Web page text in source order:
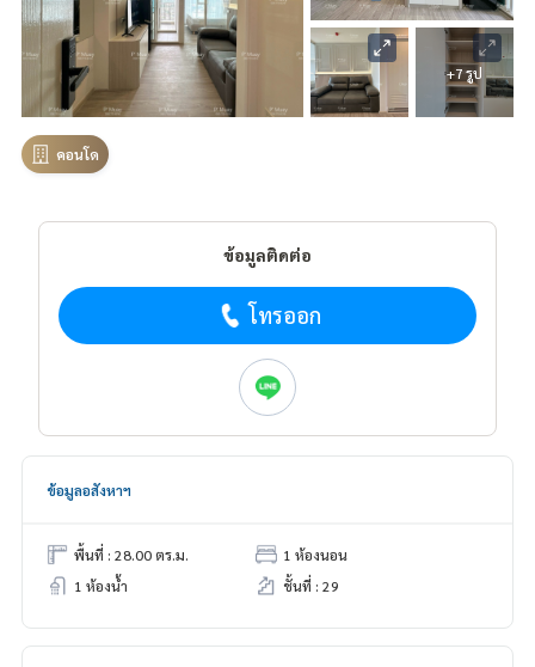
+7 รูป
คอนโด
ข้อมูลติดต่อ
โทรออก
ข้อมูลอสังหาฯ
พื้นที่ : 28.00 ตร.ม.
1 ห้องนอน
1 ห้องน้ำ
ชั้นที่ : 29